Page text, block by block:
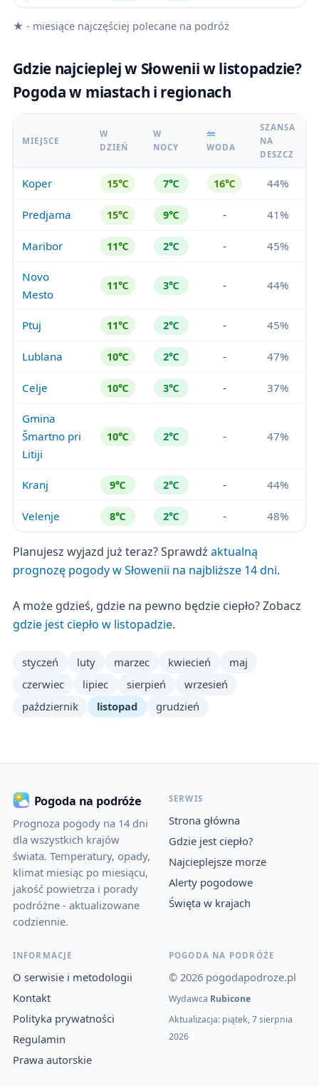
★ - miesiące najczęściej polecane na podróż
Gdzie najcieplej w Słowenii w listopadzie?
Pogoda w miastach i regionach
MIEJSCE
W
DZIEŃ
W
NOCY
WODA
SZANSA
NA
DESZCZ
Koper 15℃ 7℃ 16℃ 44%
Predjama 15℃ 9℃ - 41%
Maribor 11℃ 2℃ - 45%
Novo
Mesto
11℃ 3℃ - 44%
Ptuj 11℃ 2℃ - 45%
Lublana 10℃ 2℃ - 47%
Celje 10℃ 3℃ - 37%
Gmina
Šmartno pri
Litiji
10℃ 2℃ - 47%
Kranj 9℃ 2℃ - 44%
Velenje 8℃ 2℃ - 48%
Planujesz wyjazd już teraz? Sprawdź aktualną
prognozę pogody w Słowenii na najbliższe 14 dni.
A może gdzieś, gdzie na pewno będzie ciepło? Zobacz
gdzie jest ciepło w listopadzie.
styczeń luty marzec kwiecień
maj
czerwiec
lipiec sierpień
wrzesień
październik
listopad grudzień
Pogoda na podróże
Prognoza pogody na 14 dni
dla wszystkich krajów
świata. Temperatury, opady,
klimat miesiąc po miesiącu,
jakość powietrza i porady
podróżne - aktualizowane
codziennie.
SERWIS
Strona główna
Gdzie jest ciepło?
Najcieplejsze morze
Alerty pogodowe
Święta w krajach
INFORMACJE
O serwisie i metodologii
Kontakt
Polityka prywatności
Regulamin
Prawa autorskie
POGODA NA PODRÓŻE
© 2026 pogodapodroze.pl
Wydawca Rubicone
Aktualizacja: piątek, 7 sierpnia
2026